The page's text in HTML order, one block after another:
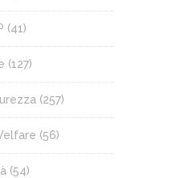
(41)
(127)
(257)
(56)
(54)